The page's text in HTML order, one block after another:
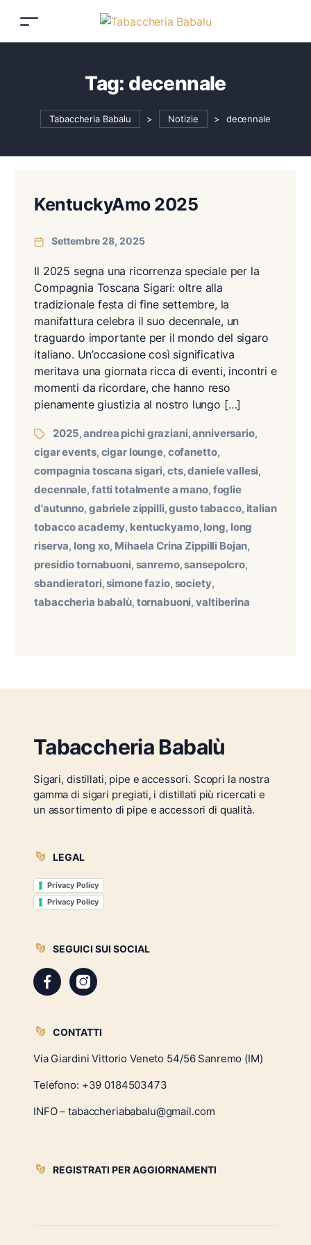
Tag: decennale
Tabaccheria Babalu > Notizie > decennale
KentuckyAmo 2025
Settembre 28, 2025
Il 2025 segna una ricorrenza speciale per la
Compagnia Toscana Sigari: oltre alla
tradizionale festa di fine settembre, la
manifattura celebra il suo decennale, un
traguardo importante per il mondo del sigaro
italiano. Un’occasione così significativa
meritava una giornata ricca di eventi, incontri e
momenti da ricordare, che hanno reso
pienamente giustizia al nostro lungo […]
2025,andrea pichi graziani,anniversario,
cigar events, cigar lounge, cofanetto,
compagnia toscana sigari, cts,daniele vallesi,
decennale, fatti totalmente a mano, foglie
d'autunno, gabriele zippilli,gusto tabacco, italian
tobacco academy, kentuckyamo, long, long
riserva, long xo, Mihaela Crina Zippilli Bojan,
presidio tornabuoni, sanremo,sansepolcro,
sbandieratori,simone fazio, society,
tabaccheria babalù, tornabuoni,valtiberina
Tabaccheria Babalù
Sigari, distillati, pipe e accessori. Scopri la nostra
gamma di sigari pregiati, i distillati più ricercati e
un assortimento di pipe e accessori di qualità.
LEGAL
Privacy Policy
Privacy Policy
SEGUICI SUI SOCIAL
CONTATTI
Via Giardini Vittorio Veneto 54/56 Sanremo (IM)
Telefono: +39 0184503473
INFO – tabaccheriababalu@gmail.com
REGISTRATI PER AGGIORNAMENTI